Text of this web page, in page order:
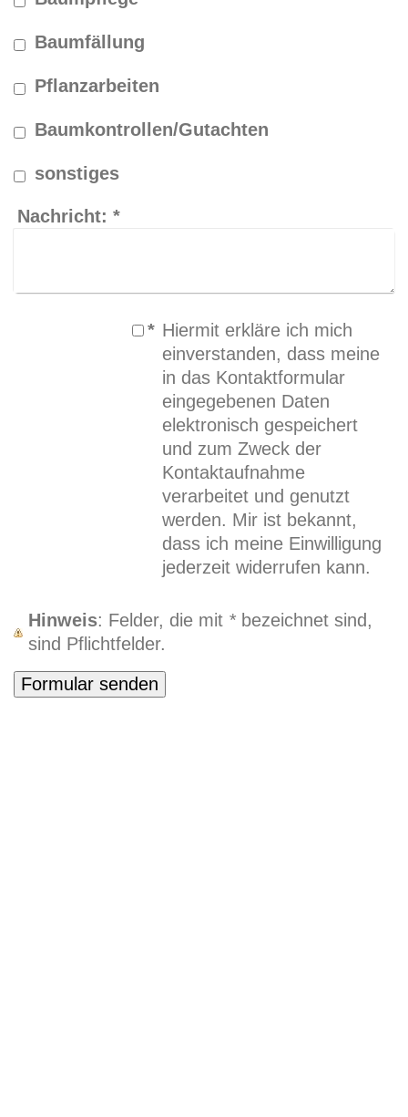
Baumfällung
Pflanzarbeiten
Baumkontrollen/Gutachten
sonstiges
Nachricht: *
* Hiermit erkläre ich mich
einverstanden, dass meine
in das Kontaktformular
eingegebenen Daten
elektronisch gespeichert
und zum Zweck der
Kontaktaufnahme
verarbeitet und genutzt
werden. Mir ist bekannt,
dass ich meine Einwilligung
jederzeit widerrufen kann.
Hinweis : Felder, die mit * bezeichnet sind,
sind Pflichtfelder.